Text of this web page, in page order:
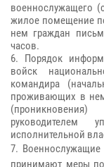
военнослужащего
жилое помещение
нем граждан
часов.
6. Порядок
войск
командира
проживающих в
руководителем
исполнительной
7. Военнослужащие
принимают меры